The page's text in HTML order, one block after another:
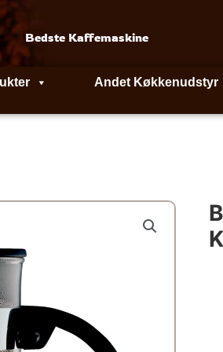
Bedste Kaffemaskine
Andet Køkkenudstyr